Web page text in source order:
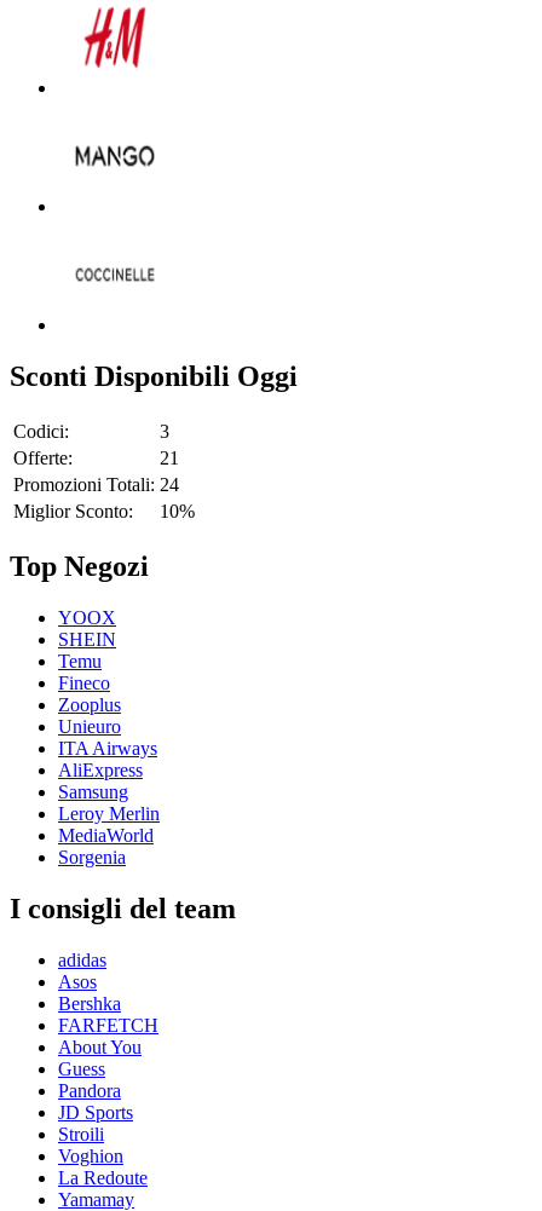
Sconti Disponibili Oggi
Codici:
3
Offerte:
21
Promozioni Totali: 24
Miglior Sconto:
10%
Top Negozi
YOOX
SHEIN
Temu
Fineco
Zooplus
Unieuro
ITA Airways
AliExpress
Samsung
Leroy Merlin
MediaWorld
Sorgenia
I consigli del team
adidas
Asos
Bershka
FARFETCH
About You
Guess
Pandora
JD Sports
Stroili
Voghion
La Redoute
Yamamay